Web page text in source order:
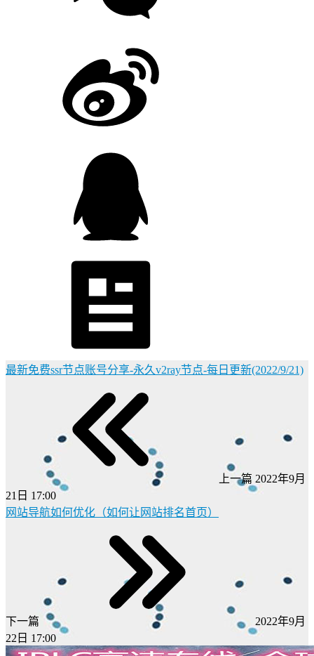
最新免费ssr节点账号分享-永久v2ray节点-每日更新(2022/9/21)
上一篇 2022年9月
21日 17:00
网站导航如何优化（如何让网站排名首页）
下一篇
2022年9月
22日 17:00